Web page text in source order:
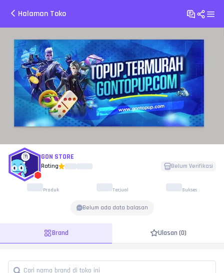
Halaman Toko
GON STORE
Rating Belum Verifikasi
Produk Terjual Sukses
Belum ada data balasan
Brand Ulasan (0)